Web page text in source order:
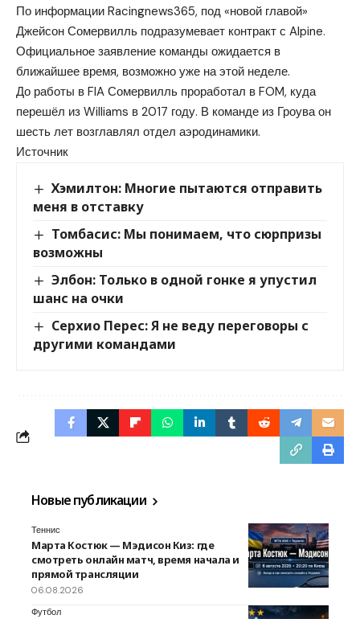
По информации Racingnews365, под «новой главой»
Джейсон Сомервилль подразумевает контракт с Alpine.
Официальное заявление команды ожидается в
ближайшее время, возможно уже на этой неделе.
До работы в FIA Сомервилль проработал в FOM, куда
перешёл из Williams в 2017 году. В команде из Гроува он
шесть лет возглавлял отдел аэродинамики.
Источник
Хэмилтон: Многие пытаются отправить
меня в отставку
Томбасис: Мы понимаем, что сюрпризы
возможны
Элбон: Только в одной гонке я упустил
шанс на очки
Серхио Перес: Я не веду переговоры с
другими командами
Новые публикации
Теннис
Марта Костюк — Мэдисон Киз: где
смотреть онлайн матч, время начала и
прямой трансляции
06.08.2026
Футбол